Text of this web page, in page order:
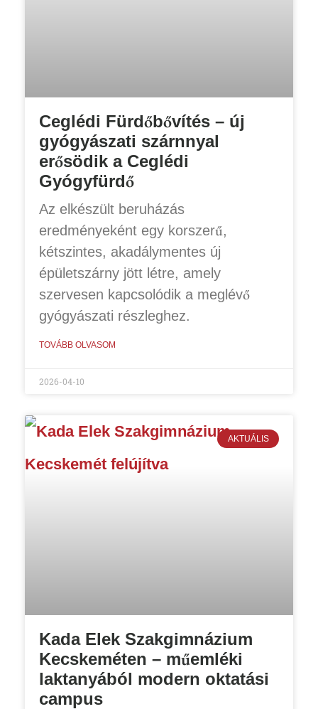
Ceglédi Fürdőbővítés – új
gyógyászati szárnnyal
erősödik a Ceglédi
Gyógyfürdő
Az elkészült beruházás
eredményeként egy korszerű,
kétszintes, akadálymentes új
épületszárny jött létre, amely
szervesen kapcsolódik a meglévő
gyógyászati részleghez.
TOVÁBB OLVASOM
2026-04-10
AKTUÁLIS
Kada Elek Szakgimnázium
Kecskeméten – műemléki
laktanyából modern oktatási
campus